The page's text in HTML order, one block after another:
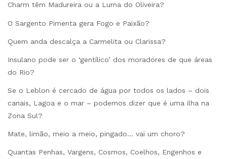
Charm têm Madureira ou a Luma do Oliveira?
O Sargento Pimenta gera Fogo e Paixão?
Quem anda descalça a Carmelita ou Clarissa?
Insulano pode ser o ‘gentílico’ dos moradores de que áreas
do Rio?
Se o Leblon é cercado de água por todos os lados – dois
canais, Lagoa e o mar – podemos dizer que é uma ilha na
Zona Sul?
Mate, limão, meio a meio, pingado… vai um choro?
Quantas Penhas, Vargens, Cosmos, Coelhos, Engenhos e